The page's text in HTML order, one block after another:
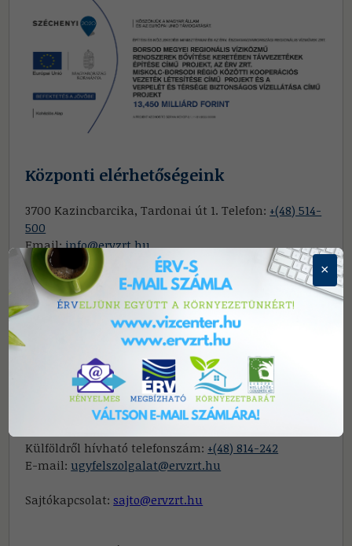
Központi elérhetőségeink
3700 Kazincbarcika, Tardonai út 1. Telefon: +(48) 514-
500
Email:info@ervzrt.hu
Központi hibabejelentés 0-tól 24 óráig: Telefon:+(80)
224-242/ 1-es menüpont
E-mail: diszpecser@ervzrt.hu
Miskolc vonatkozásában:
+36 46 519 366
diszpecsermiskolc@ervzrt.hu
Ügyfélszolgálatunk elérhetőségei: Telefon:
Külföldről hívható telefonszám: +(48) 814-242
E-mail:ugyfelszolgalat@ervzrt.hu
Sajtókapcsolat:sajto@ervzrt.hu
×